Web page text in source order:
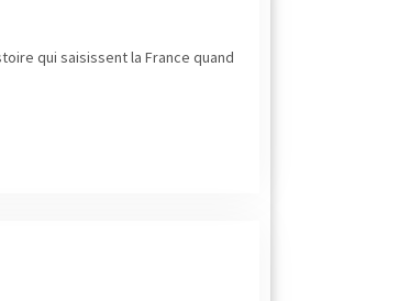
qui saisissent la France quand